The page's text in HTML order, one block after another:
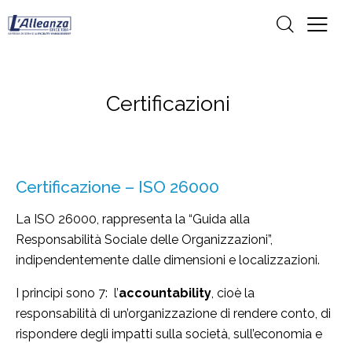
Certificazioni
Certificazione – ISO 26000
La ISO 26000, rappresenta la “Guida alla
Responsabilità Sociale delle Organizzazioni”,
indipendentemente dalle dimensioni e localizzazioni.
I principi sono 7: l’accountability, cioè la
responsabilità di un’organizzazione di rendere conto, di
rispondere degli impatti sulla società, sull’economia e